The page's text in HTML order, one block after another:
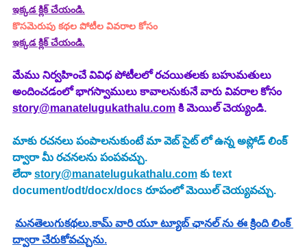
ఇక్కడ క్లిక్ చేయండి.
కొసమెరుపు కథల పోటీల వివరాల కోసం
ఇక్కడ క్లిక్ చేయండి.
మేము నిర్వహించే వివిధ పోటీలలో రచయితలకు బహుమతులు
అందించడంలో భాగస్వాములు కావాలనుకునే వారు వివరాల కోసం
story@manatelugukathalu.com కి మెయిల్ చెయ్యండి.
మాకు రచనలు పంపాలనుకుంటే మా వెబ్ సైట్ లో ఉన్న అప్లోడ్ లింక్
ద్వారా మీ రచనలను పంపవచ్చు.
లేదా story@manatelugukathalu.com కు text
document/odt/docx/docs రూపంలో మెయిల్ చెయ్యవచ్చు.
మనతెలుగుకథలు.కామ్ వారి యూ ట్యూబ్ ఛానల్ ను ఈ క్రింది లింక్
ద్వారా చేరుకోవచ్చును.